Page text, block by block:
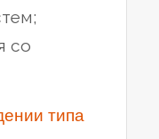
со
типа